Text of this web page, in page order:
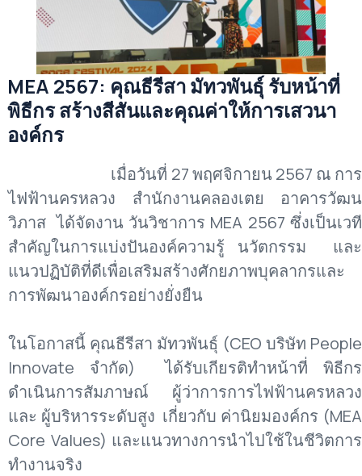
MEA 2567: คุณธีรีสา มัทวพันธุ์ รับหน้าที่
พิธีกร สร้างสีสันและคุณค่าให้การเสวนา
องค์กร
เมื่อวันที่ 27 พฤศจิกายน 2567 ณ การ
ไฟฟ้านครหลวง สำนักงานคลองเตย อาคารวัฒน
วิภาส ได้จัดงาน วันวิชาการ MEA 2567 ซึ่งเป็นเวที
สำคัญในการแบ่งปันองค์ความรู้ นวัตกรรม และ
แนวปฏิบัติที่ดีเพื่อเสริมสร้างศักยภาพบุคลากรและ
การพัฒนาองค์กรอย่างยั่งยืน
ในโอกาสนี้ คุณธีรีสา มัทวพันธุ์ (CEO บริษัท People
Innovate จำกัด) ได้รับเกียรติทำหน้าที่ พิธีกร
ดำเนินการสัมภาษณ์ ผู้ว่าการการไฟฟ้านครหลวง
และ ผู้บริหารระดับสูง เกี่ยวกับ ค่านิยมองค์กร (MEA
Core Values) และแนวทางการนำไปใช้ในชีวิตการ
ทำงานจริง